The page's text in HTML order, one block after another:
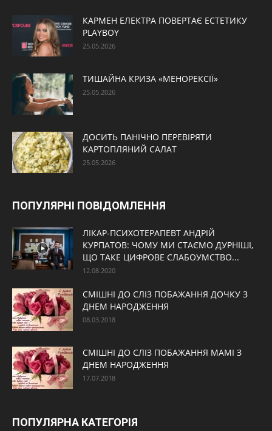
КАРМЕН ЕЛЕКТРА ПОВЕРТАЄ ЕСТЕТИКУ
PLAYBOY
25.05.2026
ТИШАЙНА КРИЗА «МЕНОРЕКСІЇ»
25.05.2026
ДОСИТЬ ПАНІЧНО ПЕРЕВІРЯТИ
КАРТОПЛЯНИЙ САЛАТ
25.05.2026
ПОПУЛЯРНІ ПОВІДОМЛЕННЯ
ЛІКАР-ПСИХОТЕРАПЕВТ АНДРІЙ
КУРПАТОВ: ЧОМУ МИ СТАЄМО ДУРНІШІ,
ЩО ТАКЕ ЦИФРОВЕ СЛАБОУМСТВО...
12.08.2020
СМІШНІ ДО СЛІЗ ПОБАЖАННЯ ДОЧКУ З
ДНЕМ НАРОДЖЕННЯ
08.03.2018
СМІШНІ ДО СЛІЗ ПОБАЖАННЯ МАМІ З
ДНЕМ НАРОДЖЕННЯ
17.07.2018
ПОПУЛЯРНА КАТЕГОРІЯ